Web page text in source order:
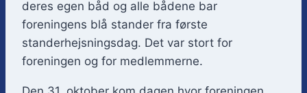
deres egen båd og alle bådene bar
foreningens blå stander fra første
standerhejsningsdag. Det var stort for
foreningen og for medlemmerne.